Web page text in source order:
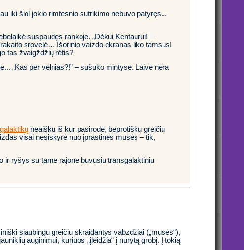
iki šiol jokio rimtesnio sutrikimo nebuvo patyręs...
suspaudęs rankoje. „Dėkui Kentaurui! –
srovelė… Išorinio vaizdo ekranas liko tamsus!
tas žvaigždžių rėtis?
„Kas per velnias?!” – sušuko mintyse. Laive nėra
neaišku iš kur pasirodė, beprotišku greičiu
visai nesiskyrė nuo įprastinės musės – tik,
ir ryšys su tame rajone buvusiu transgalaktiniu
siaubingu greičiu skraidantys vabzdžiai („musės“),
auginimui, kuriuos „įleidžia“ į nurytą grobį. Į tokią